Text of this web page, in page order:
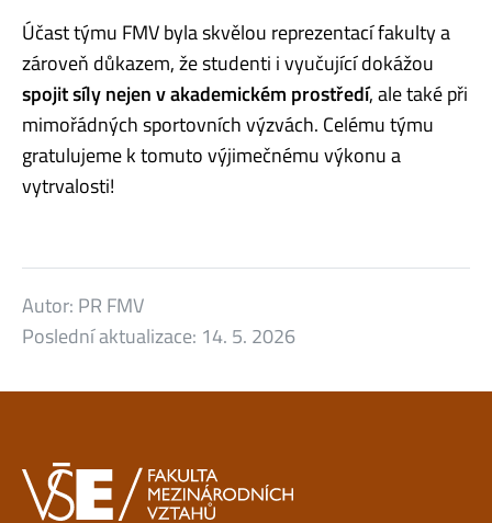
Účast týmu FMV byla skvělou reprezentací fakulty a
zároveň důkazem, že studenti i vyučující dokážou
spojit síly nejen v akademickém prostředí, ale také při
mimořádných sportovních výzvách. Celému týmu
gratulujeme k tomuto výjimečnému výkonu a
vytrvalosti!
Autor: PR FMV
Poslední aktualizace: 14. 5. 2026